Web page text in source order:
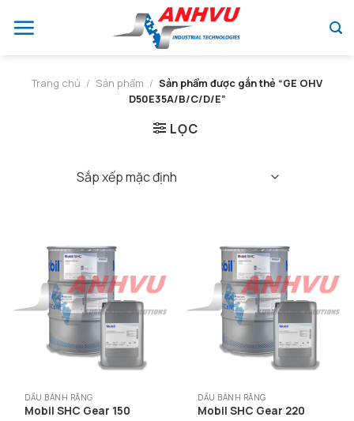
đến
Trang chủ / Sản phẩm / Sản phẩm được gắn thẻ “GE OHV
D50E35A/B/C/D/E”
LỌC
DẦU BÁNH RĂNG
Mobil SHC Gear 150
DẦU BÁNH RĂNG
Mobil SHC Gear 220